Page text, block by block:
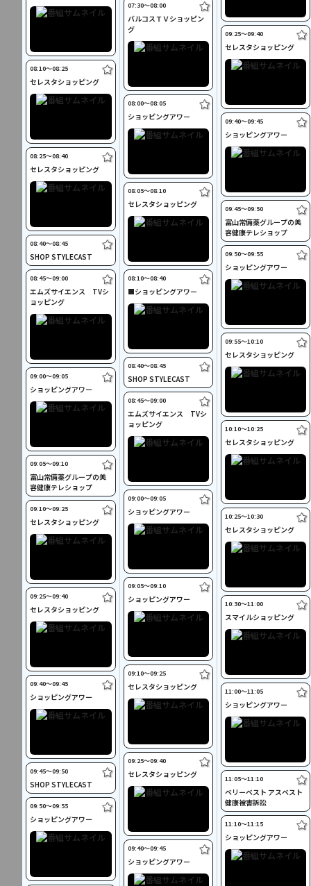
08:10〜08:25
セレスタショッピング
08:25〜08:40
セレスタショッピング
08:40〜08:45
SHOP STYLECAST
08:45〜09:00
エムズサイエンス TVシ
ョッピング
09:00〜09:05
ショッピングアワー
09:05〜09:10
富山常備薬グループの美
容健康テレショップ
09:10〜09:25
セレスタショッピング
09:25〜09:40
セレスタショッピング
09:40〜09:45
ショッピングアワー
09:45〜09:50
SHOP STYLECAST
09:50〜09:55
ショッピングアワー
07:30〜08:00
バルコスＴＶショッピン
グ
08:00〜08:05
ショッピングアワー
08:05〜08:10
セレスタショッピング
08:10〜08:40
■ショッピングアワー
08:40〜08:45
SHOP STYLECAST
08:45〜09:00
エムズサイエンス TVシ
ョッピング
09:00〜09:05
ショッピングアワー
09:05〜09:10
ショッピングアワー
09:10〜09:25
セレスタショッピング
09:25〜09:40
セレスタショッピング
09:40〜09:45
ショッピングアワー
09:25〜09:40
セレスタショッピング
09:40〜09:45
ショッピングアワー
09:45〜09:50
富山常備薬グループの美
容健康テレショップ
09:50〜09:55
ショッピングアワー
09:55〜10:10
セレスタショッピング
10:10〜10:25
セレスタショッピング
10:25〜10:30
セレスタショッピング
10:30〜11:00
スマイルショッピング
11:00〜11:05
ショッピングアワー
11:05〜11:10
ベリーベスト アスベスト
健康被害訴訟
11:10〜11:15
ショッピングアワー